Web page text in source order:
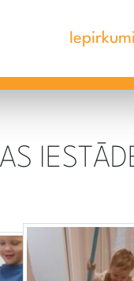
Iepirkumi